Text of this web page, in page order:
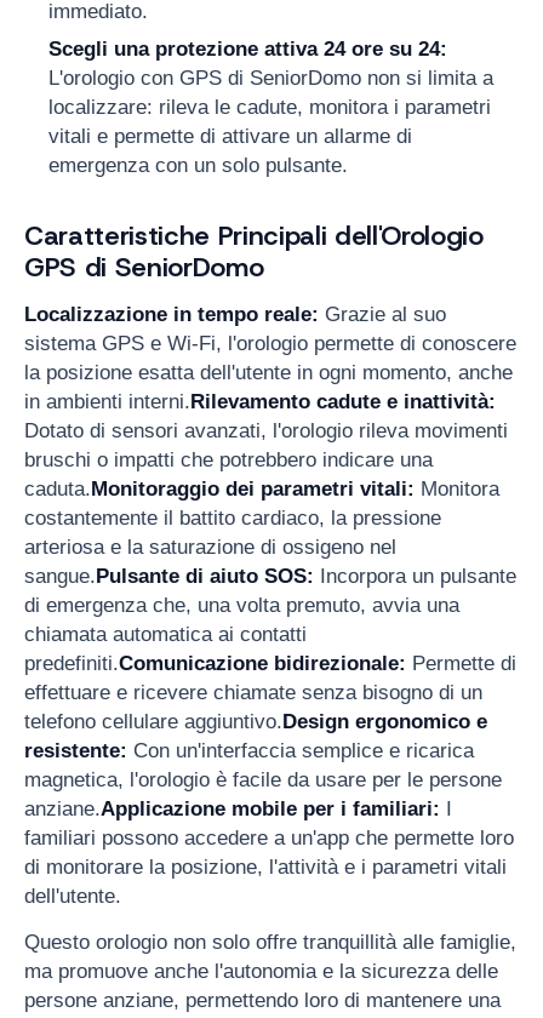
immediato.
Scegli una protezione attiva 24 ore su 24:
L'orologio con GPS di SeniorDomo non si limita a
localizzare: rileva le cadute, monitora i parametri
vitali e permette di attivare un allarme di
emergenza con un solo pulsante.
Caratteristiche Principali dell'Orologio
GPS di SeniorDomo
Localizzazione in tempo reale: Grazie al suo
sistema GPS e Wi-Fi, l'orologio permette di conoscere
la posizione esatta dell'utente in ogni momento, anche
in ambienti interni.Rilevamento cadute e inattività:
Dotato di sensori avanzati, l'orologio rileva movimenti
bruschi o impatti che potrebbero indicare una
caduta.Monitoraggio dei parametri vitali: Monitora
costantemente il battito cardiaco, la pressione
arteriosa e la saturazione di ossigeno nel
sangue.Pulsante di aiuto SOS: Incorpora un pulsante
di emergenza che, una volta premuto, avvia una
chiamata automatica ai contatti
predefiniti.Comunicazione bidirezionale: Permette di
effettuare e ricevere chiamate senza bisogno di un
telefono cellulare aggiuntivo.Design ergonomico e
resistente: Con un'interfaccia semplice e ricarica
magnetica, l'orologio è facile da usare per le persone
anziane.Applicazione mobile per i familiari: I
familiari possono accedere a un'app che permette loro
di monitorare la posizione, l'attività e i parametri vitali
dell'utente.
Questo orologio non solo offre tranquillità alle famiglie,
ma promuove anche l'autonomia e la sicurezza delle
persone anziane, permettendo loro di mantenere una